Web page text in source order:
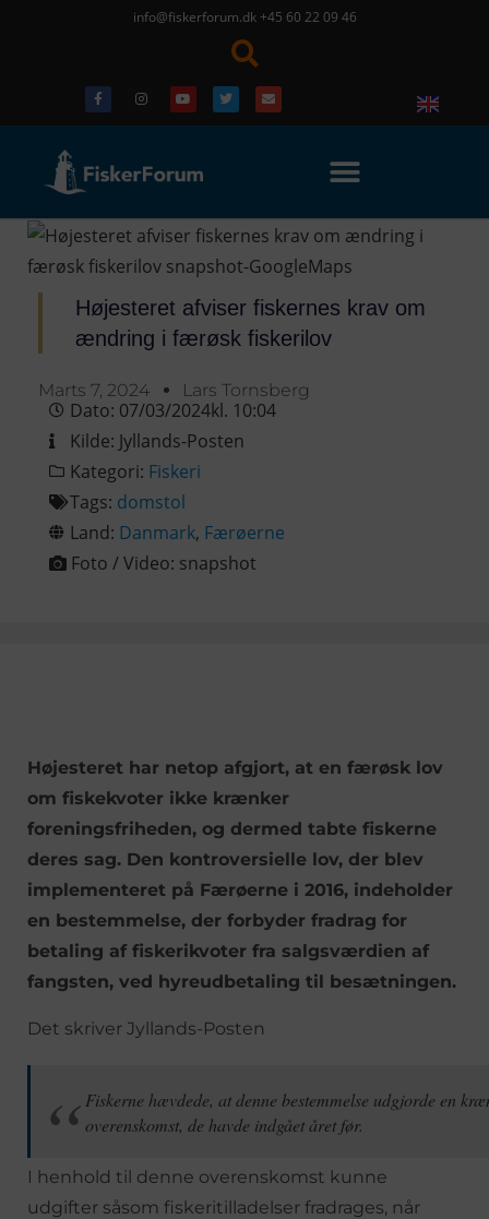
info@fiskerforum.dk +45 60 22 09 46
Højesteret afviser fiskernes krav om
ændring i færøsk fiskerilov
Marts 7, 2024 Lars Tornsberg
Dato: 07/03/2024kl. 10:04
Kilde: Jyllands-Posten
Kategori: Fiskeri
Tags: domstol
Land: Danmark, Færøerne
Foto / Video: snapshot
Højesteret har netop afgjort, at en færøsk lov
om fiskekvoter ikke krænker
foreningsfriheden, og dermed tabte fiskerne
deres sag. Den kontroversielle lov, der blev
implementeret på Færøerne i 2016, indeholder
en bestemmelse, der forbyder fradrag for
betaling af fiskerikvoter fra salgsværdien af
fangsten, ved hyreudbetaling til besætningen.
Det skriver Jyllands-Posten
Fiskerne hævdede, at denne bestemmelse udgjorde en
overenskomst, de havde indgået året før.
I henhold til denne overenskomst kunne
udgifter såsom fiskeritilladelser fradrages, når